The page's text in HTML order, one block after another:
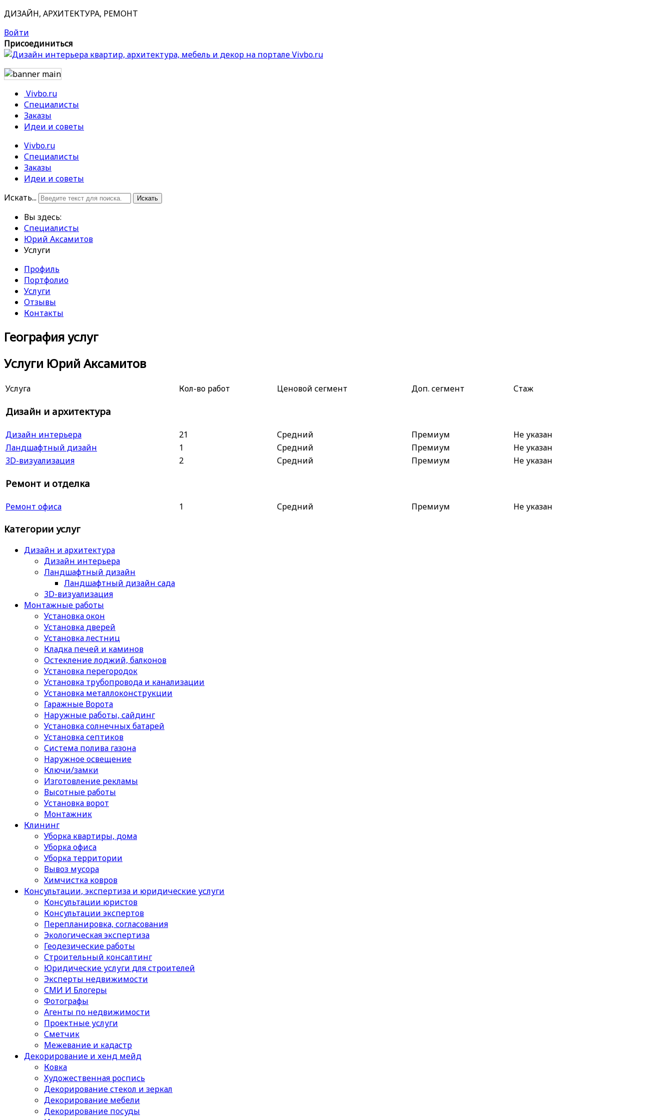
ДИЗАЙН, АРХИТЕКТУРА, РЕМОНТ
Войти
Присоединиться
Vivbo.ru
Специалисты
Заказы
Идеи и советы
Vivbo.ru
Специалисты
Заказы
Идеи и советы
Искать...
Искать
Вы здесь:
Специалисты
Юрий Аксамитов
Услуги
Профиль
Портфолио
Услуги
Отзывы
Контакты
География услуг
Услуги Юрий Аксамитов
Услуга Кол-во работ Ценовой сегмент Доп. сегмент Стаж
Дизайн и архитектура
Дизайн интерьера 21 Средний Премиум
Не указан
Ландшафтный дизайн
1 Средний Премиум
Не указан
3D-визуализация
2 Средний Премиум Не указан
Ремонт и отделка
Ремонт офиса 1 Средний Премиум Не указан
Категории услуг
Дизайн и архитектура
Дизайн интерьера
Ландшафтный дизайн
Ландшафтный дизайн сада
3D-визуализация
Монтажные работы
Установка окон
Установка дверей
Установка лестниц
Кладка печей и каминов
Остекление лоджий, балконов
Установка перегородок
Установка трубопровода и канализации
Установка металлоконструкции
Гаражные Ворота
Наружные работы, сайдинг
Установка солнечных батарей
Установка септиков
Cистема полива газона
Наружное освещение
Ключи/замки
Изготовление рекламы
Высотные работы
Установка ворот
Монтажник
Клининг
Уборка квартиры, дома
Уборка офиса
Уборка территории
Вывоз мусора
Химчистка ковров
Консультации, экспертиза и юридические услуги
Консультации юристов
Консультации экспертов
Перепланировка, согласования
Экологическая экспертиза
Геодезические работы
Строительный консалтинг
Юридические услуги для строителей
Эксперты недвижимости
СМИ И Блогеры
Фотографы
Агенты по недвижимости
Проектные услуги
Сметчик
Межевание и кадастр
Декорирование и хенд мейд
Ковка
Художественная роспись
Декорирование стекол и зеркал
Декорирование мебели
Декорирование посуды